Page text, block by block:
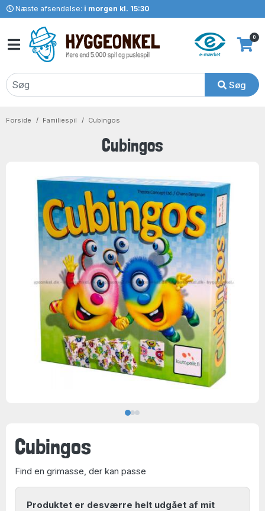
Næste afsendelse: i morgen kl. 15:30
Søg
0
Forside Familiespil Cubingos
Cubingos
Cubingos
Find en grimasse, der kan passe
Produktet er desværre helt udgået af mit